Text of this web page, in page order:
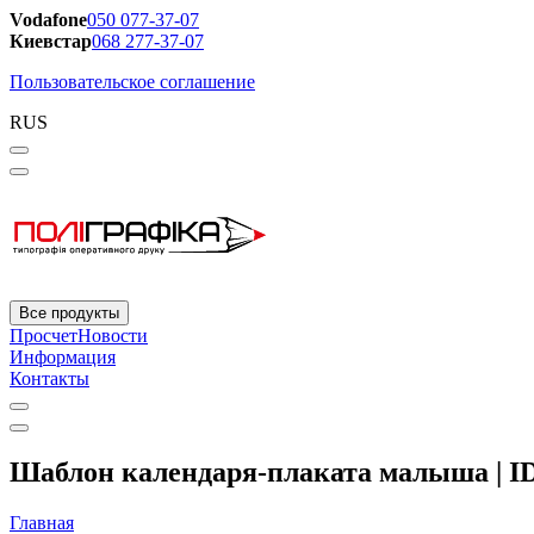
Vodafone050 077-37-07
Киевстар068 277-37-07
Пользовательское соглашение
RUS
Все продукты
ПросчетНовости
Информация
Контакты
Шаблон календаря-плаката малыша |
Главная